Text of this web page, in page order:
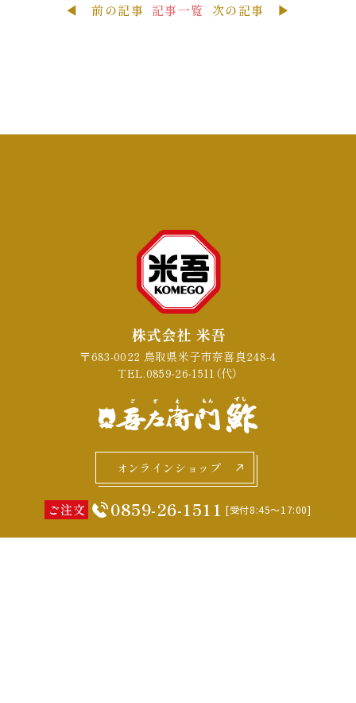
ご注文 0859-26-1511 [受付8:45～17:00]
◀ 前の記事 記事一覧 次の記事 ▶
〒683-0022 鳥取県米子市奈喜良248-4
TEL.0859-26-1511（代）
オンラインショップ
会社概要